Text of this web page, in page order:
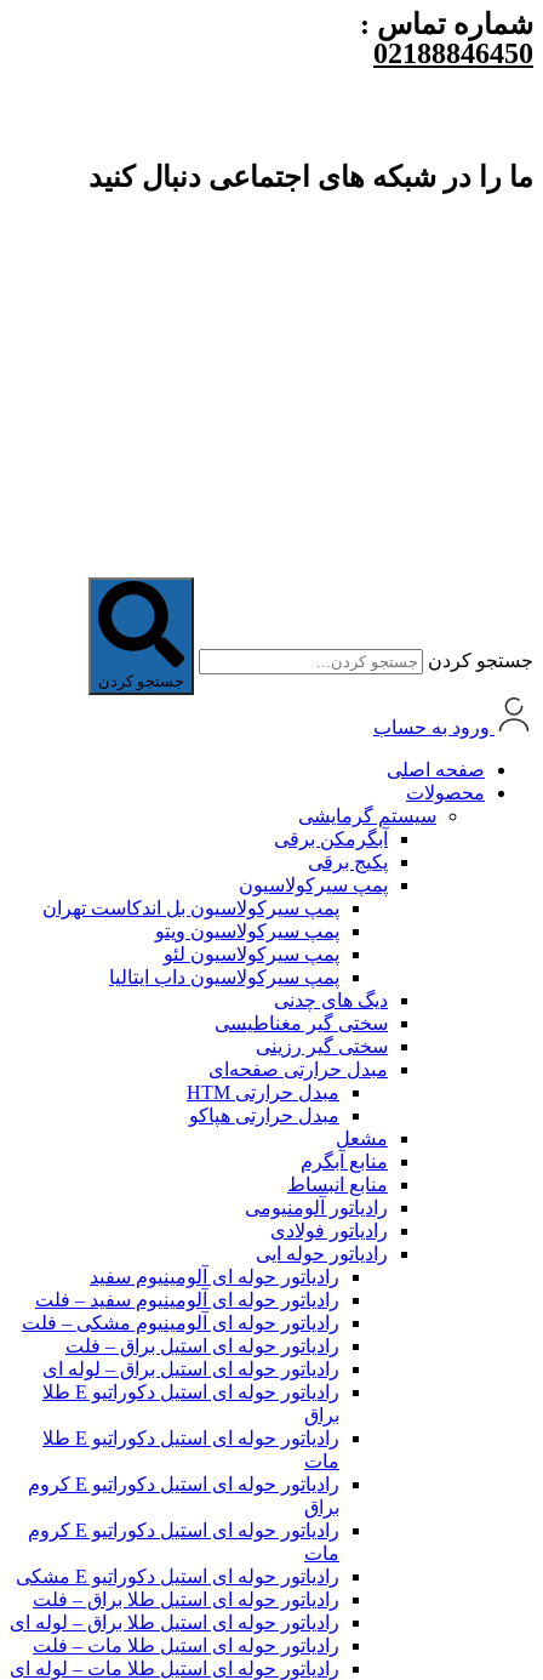
شماره تماس :
02188846450
ما را در شبکه های اجتماعی دنبال کنید
جستجو کردن
جستجو کردن
ورود به حساب
صفحه اصلی
محصولات
سیستم گرمایشی
آبگرمکن برقی
پکیج برقی
پمپ سیرکولاسیون
پمپ سیرکولاسیون بل اندکاست تهران
پمپ سیرکولاسیون ویتو
پمپ سیرکولاسیون لئو
پمپ سیرکولاسیون داب ایتالیا
دیگ های چدنی
سختی گیر مغناطیسی
سختی گیر رزینی
مبدل حرارتی صفحه‌ای
مبدل حرارتی HTM‎
مبدل حرارتی هپاکو
مشعل
منابع آبگرم
منابع انبساط
رادیاتور آلومنیومی
رادیاتور فولادی
رادیاتور حوله ایی
رادیاتور حوله ای آلومینیوم سفید
رادیاتور حوله ای آلومینیوم سفید – فلت
رادیاتور حوله ای آلومینیوم مشکی – فلت
رادیاتور حوله ای استیل براق – فلت
رادیاتور حوله ای استیل براق – لوله ای
رادیاتور حوله ای استیل دکوراتیو E طلا
براق
رادیاتور حوله ای استیل دکوراتیو E طلا
مات
رادیاتور حوله ای استیل دکوراتیو E کروم
براق
رادیاتور حوله ای استیل دکوراتیو E کروم
مات
رادیاتور حوله ای استیل دکوراتیو E مشکی
رادیاتور حوله ای استیل طلا براق – فلت
رادیاتور حوله ای استیل طلا براق – لوله ای
رادیاتور حوله ای استیل طلا مات – فلت
رادیاتور حوله ای استیل طلا مات – لوله ای